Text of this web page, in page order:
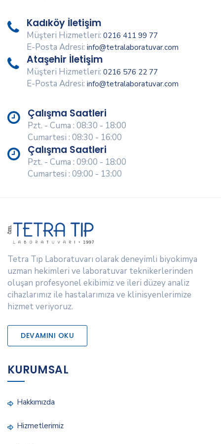
Kadıköy İletişim
Müşteri Hizmetleri: 0216 411 99 77
E-Posta Adresi: info@tetralaboratuvar.com
Ataşehir İletişim
Müşteri Hizmetleri: 0216 576 22 77
E-Posta Adresi: info@tetralaboratuvar.com
Çalışma Saatleri
Pzt. - Cuma : 08:30 - 18:00
Cumartesi : 08:30 - 16:00
Çalışma Saatleri
Pzt. - Cuma : 09:00 - 18:00
Cumartesi : 09:00 - 13:00
Tetra Tıp Laboratuvarı olarak deneyimli biyokimya
uzman hekimleri ve laboratuvar teknikerlerinden
oluşan profesyonel ekibimiz ve ileri düzey analiz
cihazlarımız ile hastalarımıza ve klinisyenlerimize
hizmet veriyoruz.
DEVAMINI OKU
KURUMSAL
Hakkımızda
Hizmetlerimiz